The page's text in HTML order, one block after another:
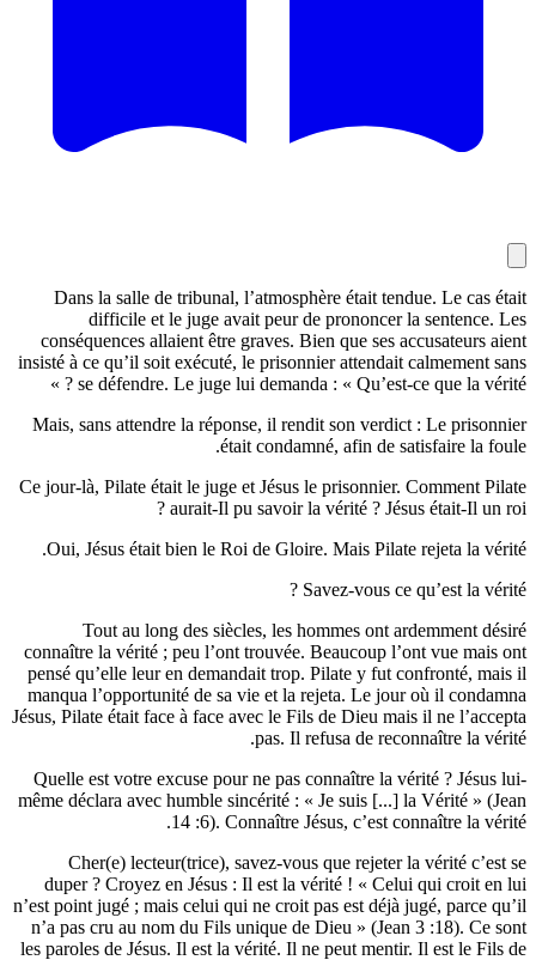
Dans la salle de tribunal,
difficile et le juge avait peur de
conséquences allaient être graves. Bien
insisté à ce qu’il soit exécuté, le prisonnier
se défendre. Le juge lui demanda : «
Mais, sans attendre la réponse, il rendit
était condamné,
Ce jour-là, Pilate était le juge et Jésus le
aurait-Il pu savoir la
Oui, Jésus était bien le Roi de Gloire.
Tout au long des siècles, les
connaître la vérité ; peu l’ont trouvée.
pensé qu’elle leur en demandait trop.
manqua l’opportunité de sa vie et la
Jésus, Pilate était face à face avec le Fils
pas. Il
Quelle est votre excuse pour ne pas
même déclara avec humble sincérité : «
14 :6). Connaître
Cher(e) lecteur(trice), savez-vous
duper ? Croyez en Jésus : Il est la
n’est point jugé ; mais celui qui ne croit pas
n’a pas cru au nom du Fils unique de
les paroles de Jésus. Il est la vérité. Il ne